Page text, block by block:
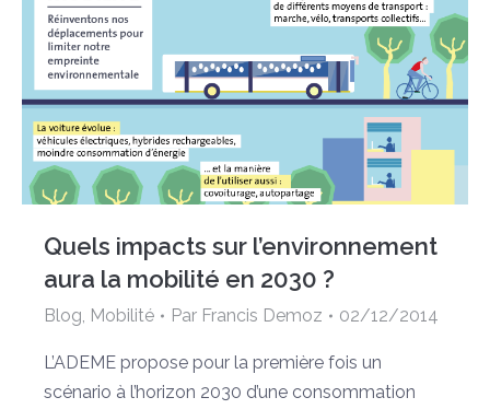
Quels impacts sur l’environnement
aura la mobilité en 2030 ?
Blog Mobilité Par Francis Demoz 02/12/2014
L’ADEME propose pour la première fois un
scénario à l’horizon 2030 d’une consommation